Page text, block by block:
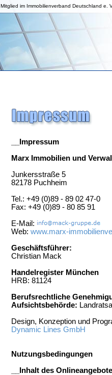
Mitglied im Immobilienverband Deutschland e.
__Impressum
Marx Immobilien und
Junkersstraße 5
82178 Puchheim
Tel.: +49 (0)89 - 89 02 47-0
Fax: +49 (0)89 - 80 85 91
E-Mail:
Web: www.marx-
Geschäftsführer:
Christian Mack
Handelregister München
HRB: 81124
Berufsrechtliche
Aufsichtsbehörde:
Design, Konzeption und
Dynamic Lines GmbH
Nutzungsbedingungen
__Inhalt des